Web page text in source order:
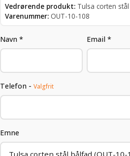
Vedrørende produkt: Tulsa corten
Varenummer: OUT-10-108
Navn * Email *
Telefon - Valgfrit
Emne